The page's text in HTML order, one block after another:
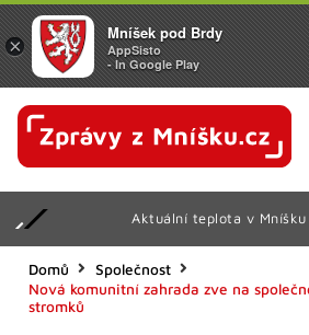
Aktuální teplota v Mníšku
Domů
Společnost
Nová komunitní zahrada zve na
stromků
×
Mníšek pod Brdy
AppSisto
- In Google Play